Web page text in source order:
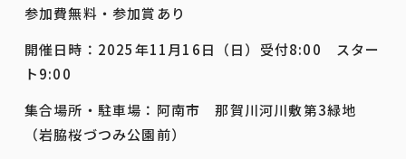
参加費無料・参加賞あり
開催日時：2025年11月16日（日）受付8:00 スター
ト9:00
集合場所・駐車場：阿南市 那賀川河川敷第3緑地
（岩脇桜づつみ公園前）